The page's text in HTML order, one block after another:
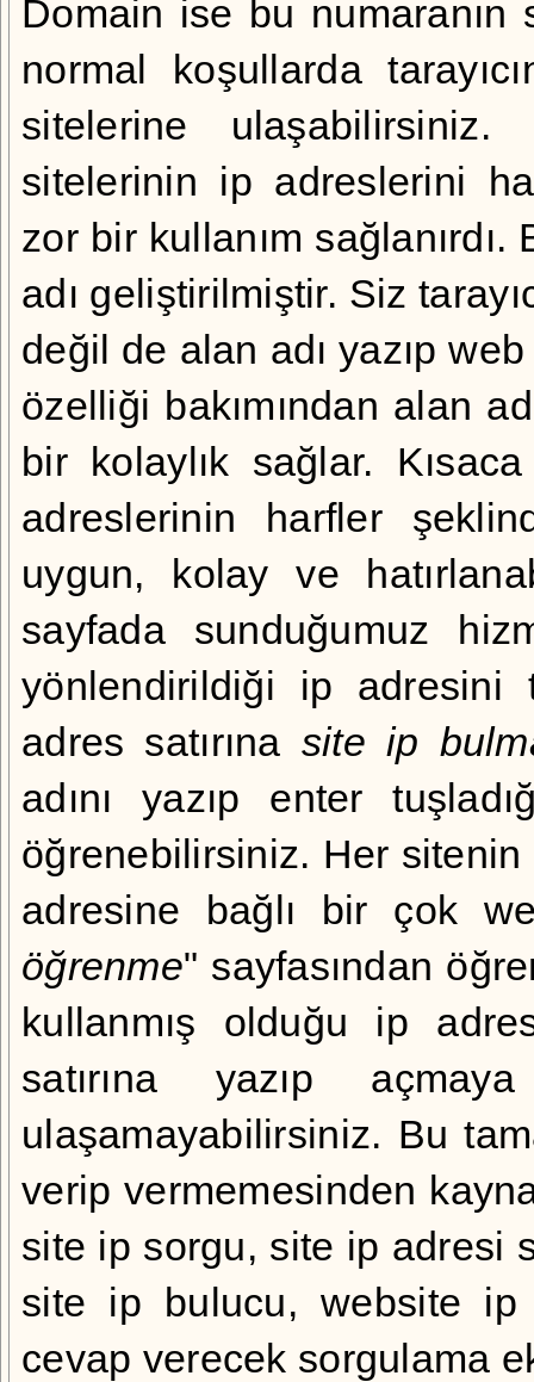
Domain ise bu
normal koşullarda
sitelerine
sitelerinin ip adreslerini
zor bir kullanım
adı geliştirilmiştir. Siz
değil de alan adı yazıp
özelliği bakımından alan
bir kolaylık sağlar.
adreslerinin harfler
uygun, kolay ve
sayfada sunduğumuz
yönlendirildiği ip adresini
adres satırına site ip
adını yazıp enter
öğrenebilirsiniz. Her sitenin
adresine bağlı bir çok
öğrenme" sayfasından
kullanmış olduğu ip
satırına yazıp
ulaşamayabilirsiniz. Bu
verip vermemesinden
site ip sorgu, site ip adresi
site ip bulucu, website ip
cevap verecek sorgulama